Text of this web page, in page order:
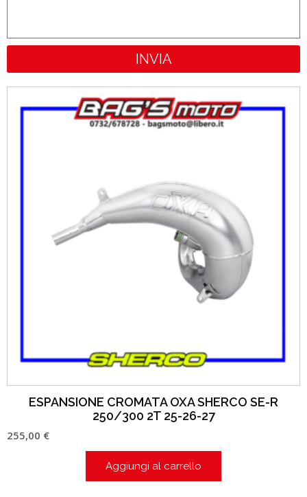
INVIA
ESPANSIONE CROMATA OXA SHERCO SE-R
250/300 2T 25-26-27
255,00 €
Aggiungi al carrello